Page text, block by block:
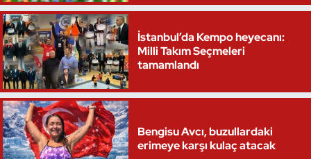
İstanbul’da Kempo heyecanı:
Milli Takım Seçmeleri
tamamlandı
Bengisu Avcı, buzullardaki
erimeye karşı kulaç atacak